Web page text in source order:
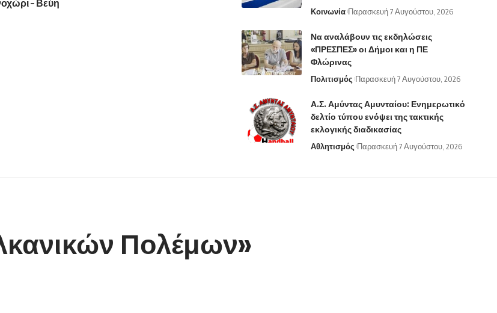
– Βεύη
Κοινωνία Παρασκευή 7 Αυγούστου, 2026
Να αναλάβουν τις εκδηλώσεις
«ΠΡΕΣΠΕΣ» οι Δήμοι και η ΠΕ
Φλώρινας
Πολιτισμός Παρασκευή 7 Αυγούστου, 2026
Α.Σ. Αμύντας Αμυνταίου: Ενημερωτικό
δελτίο τύπου ενόψει της τακτικής
εκλογικής διαδικασίας
Αθλητισμός Παρασκευή 7 Αυγούστου, 2026
Πολέμων»